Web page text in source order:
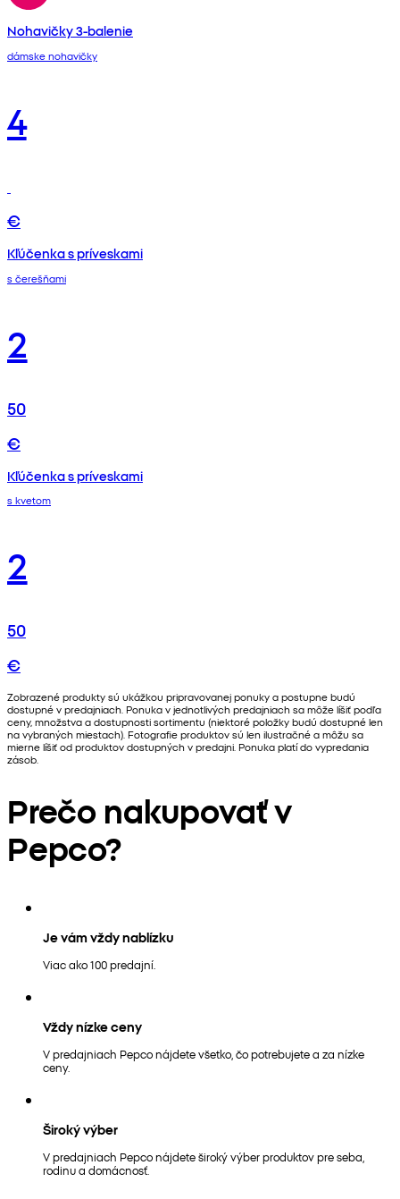
Nohavičky 3-balenie
dámske nohavičky
4
€
Kľúčenka s príveskami
s čerešňami
2
50
€
Kľúčenka s príveskami
s kvetom
2
50
€
Zobrazené produkty sú ukážkou pripravovanej ponuky a postupne budú
dostupné v predajniach. Ponuka v jednotlivých predajniach sa môže líšiť podľa
ceny, množstva a dostupnosti sortimentu (niektoré položky budú dostupné len
na vybraných miestach). Fotografie produktov sú len ilustračné a môžu sa
mierne líšiť od produktov dostupných v predajni. Ponuka platí do vypredania
zásob.
Prečo nakupovať v
Pepco?
Je vám vždy nablízku
Viac ako 100 predajní.
Vždy nízke ceny
V predajniach Pepco nájdete všetko, čo potrebujete a za nízke
ceny.
Široký výber
V predajniach Pepco nájdete široký výber produktov pre seba,
rodinu a domácnosť.